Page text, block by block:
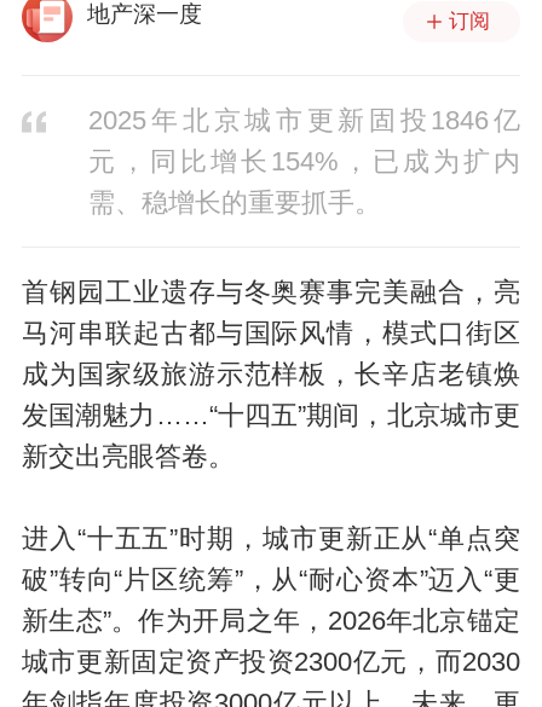
地产深一度 订阅
2025年北京城市更新固投1846亿
元，同比增长154%，已成为扩内
需、稳增长的重要抓手。
首钢园工业遗存与冬奥赛事完美融合，亮
马河串联起古都与国际风情，模式口街区
成为国家级旅游示范样板，长辛店老镇焕
发国潮魅力……“十四五”期间，北京城市更
新交出亮眼答卷。
进入“十五五”时期，城市更新正从“单点突
破”转向“片区统筹”，从“耐心资本”迈入“更
新生态”。作为开局之年，2026年北京锚定
城市更新固定资产投资2300亿元，而2030